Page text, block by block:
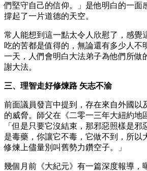
們堅守自己的信仰。」是他明白的一面
撐起了一片道德的天空。
常人能想到這一點太令人欣慰了，感覺
吃的苦都是值得的，無論還有多少人不
一天，人們會明白大法弟子為他們所做
謝大法。
三、理智走好修煉路 矢志不渝
前面議員發言中提到，存在來自外國以
的威脅。師父在《二零一三年大紐約地
「但是只要它沒結束，那邪惡照樣是
是毒藥，你讓它不毒，它做不到，所以
修煉上儘量別叫舊勢力鑽空子。」
幾個月前《大紀元》有一篇深度報導，